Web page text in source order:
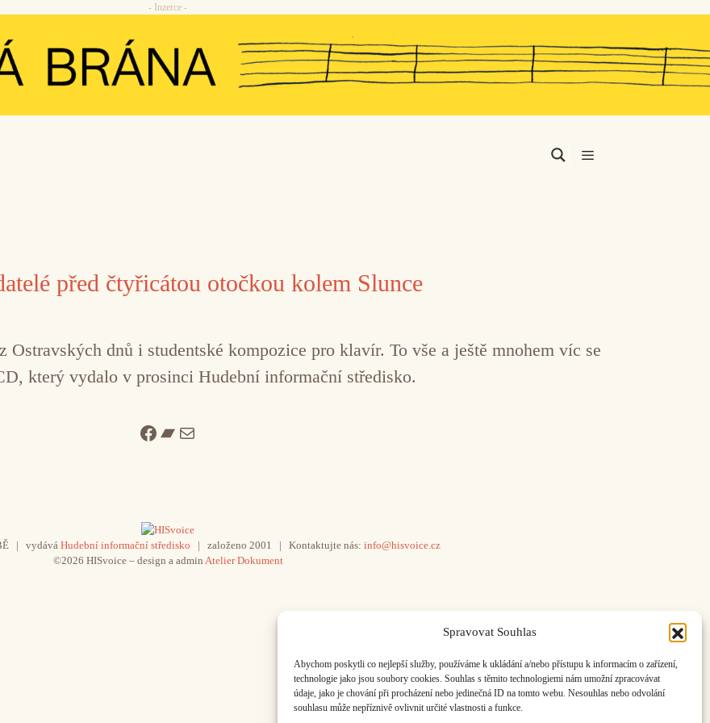
Spravovat Souhlas
Abychom poskytli co nejlepší služby, používáme k ukládání a/nebo přístupu k informacím o zařízení,
technologie jako jsou soubory cookies. Souhlas s těmito technologiemi nám umožní zpracovávat
údaje, jako je chování při procházení nebo jedinečná ID na tomto webu. Nesouhlas nebo odvolání
souhlasu může nepříznivě ovlivnit určité vlastnosti a funkce.
- Inzerce -
před čtyřicátou otočkou kolem Slunce
Ostravských dnů i studentské kompozice pro klavír. To vše a ještě mnohem víc se
který vydalo v prosinci Hudební informační středisko.
Facebook
Bandcamp
Mail
| vydává Hudební informační středisko | založeno 2001 | Kontaktujte nás: info@hisvoice.cz
©2026 HISvoice – design a admin Atelier Dokument